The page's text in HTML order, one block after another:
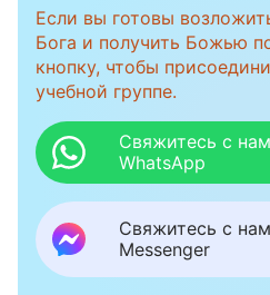
Если вы готовы
Бога и получить Божью
кнопку, чтобы
учебной группе.
Свяжитесь с
WhatsApp
Свяжитесь с
Messenger